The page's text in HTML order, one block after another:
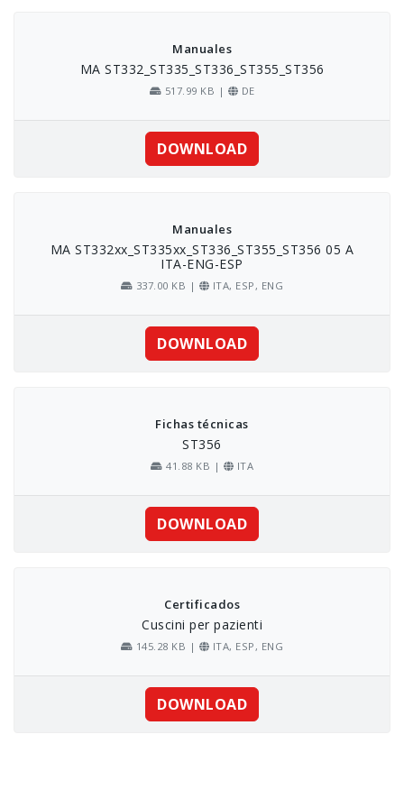
Manuales
MA ST332_ST335_ST336_ST355_ST356
517.99 KB | DE
DOWNLOAD
Manuales
MA ST332xx_ST335xx_ST336_ST355_ST356 05 A
ITA-ENG-ESP
337.00 KB | ITA, ESP, ENG
DOWNLOAD
Fichas técnicas
ST356
41.88 KB | ITA
DOWNLOAD
Certificados
Cuscini per pazienti
145.28 KB | ITA, ESP, ENG
DOWNLOAD